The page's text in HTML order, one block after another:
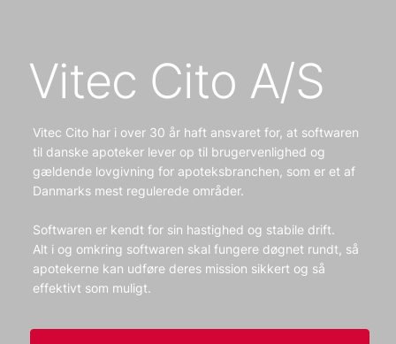
Vitec Cito A/S
Vitec Cito har i over 30 år haft ansvaret for, at softwaren
til danske apoteker lever op til brugervenlighed og
gældende lovgivning for apoteksbranchen, som er et af
Danmarks mest regulerede områder.
Softwaren er kendt for sin hastighed og stabile drift.
Alt i og omkring softwaren skal fungere døgnet rundt, så
apotekerne kan udføre deres mission sikkert og så
effektivt som muligt.